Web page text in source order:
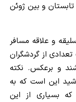
و بین ژوئن
و علاقه مسافر
از گردشگران
و برعکس. نکته
این است که به
بسیاری از این